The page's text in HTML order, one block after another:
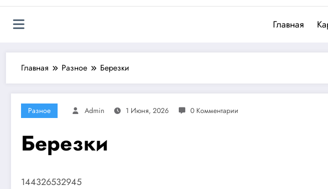
Главная
Главная Разное Березки
Разное Admin 1 Июня, 2026 0 Комментарии
Березки
144326532945